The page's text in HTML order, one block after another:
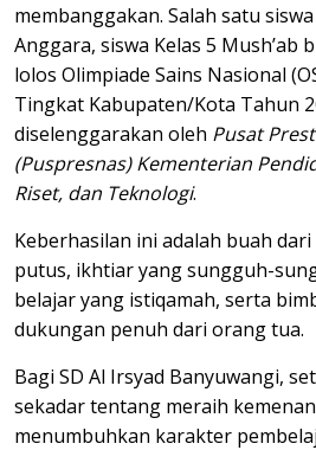
membanggakan. Salah satu
Anggara, siswa Kelas 5 Mush’ab
lolos Olimpiade Sains Nasional
Tingkat Kabupaten/Kota Tahun
diselenggarakan oleh Pusat
(Puspresnas) Kementerian
Riset, dan Teknologi.
Keberhasilan ini adalah buah
putus, ikhtiar yang sungguh-
belajar yang istiqamah, serta
dukungan penuh dari orang tua.
Bagi SD Al Irsyad Banyuwangi,
sekadar tentang meraih
menumbuhkan karakter